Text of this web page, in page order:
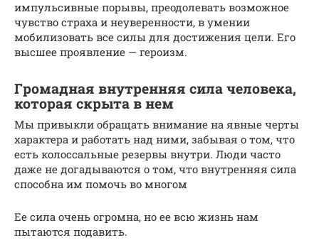
импульсивные порывы, преодолевать возможное
чувство страха и неуверенности, в умении
мобилизовать все силы для достижения цели. Его
высшее проявление — героизм.
Громадная внутренняя сила человека,
которая скрыта в нем
Мы привыкли обращать внимание на явные черты
характера и работать над ними, забывая о том, что
есть колоссальные резервы внутри. Люди часто
даже не догадываются о том, что внутренняя сила
способна им помочь во многом
Ее сила очень огромна, но ее всю жизнь нам
пытаются подавить.